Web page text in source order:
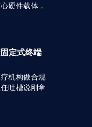
硬件载体，
定式终端
机构做合规
吐槽说刚拿